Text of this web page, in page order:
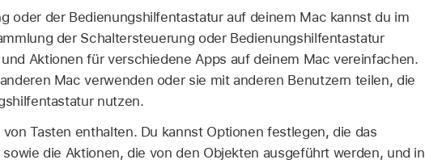
oder der Bedienungshilfentastatur auf deinem Mac kannst du im
der Schaltersteuerung oder Bedienungshilfentastatur
Aktionen für verschiedene Apps auf deinem Mac vereinfachen.
Mac verwenden oder sie mit anderen Benutzern teilen, die
nutzen.
Tasten enthalten. Du kannst Optionen festlegen, die das
die Aktionen, die von den Objekten ausgeführt werden, und in